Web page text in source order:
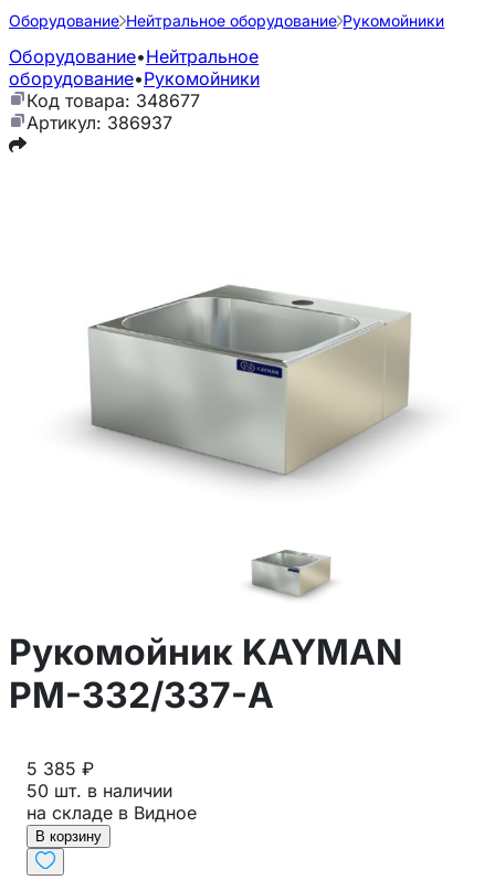
Оборудование Нейтральное оборудование Рукомойники
Оборудование•Нейтральное
оборудование•Рукомойники
Код товара: 348677
Артикул: 386937
Рукомойник KAYMAN
РМ-332/337-А
5 385 ₽
50 шт. в наличии
на складе в Видное
В корзину